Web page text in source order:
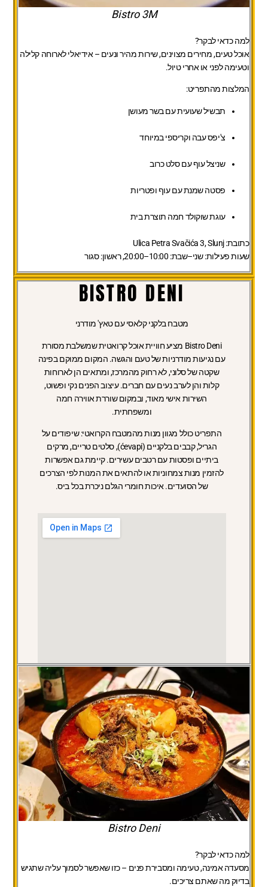
Bistro 3M
למה כדאי לבקר?
אוכל טעים, מחירים מצוינים, שירות מהיר ונעים – אידיאלי לארוחה קלילה
וטעימה לפני או אחרי טיול.
המלצות מהתפריט:
תבשיל שעועית עם בשר מעושן
צ'יפס עבה וקריספי במיוחד
שניצל עוף עם סלט כרוב
פסטה שמנת עם עוף ופטריות
עוגת שוקולד חמה תוצרת בית
כתובת:Ulica Petra Svačića 3, Slunj
שעות פעילות:שני–שבת: 10:00–20:00, ראשון: סגור
BISTRO DENI
מטבח בלקני קלאסי עם טאץ' מודרני
Bistro Deni מציע חוויית אוכל קרואטית שמשלבת מסורת
עם נגיעות מודרניות של טעם והגשה. המקום ממוקם בפינה
שקטה של סלוני, לא רחוק מהמרכז, ומתאים הן לארוחות
קלות והן לערב נעים עם חברים. עיצוב הפנים נקי ופשוט,
השירות אישי מאוד, ובמקום שוררת אווירה חמה
ומשפחתית.
התפריט כולל מגוון מנות מהמטבח הקרואטי: שיפודים על
הגריל, קבבים בלקניים (ćevapi), סלטים טריים, מרקים
ביתיים ופסטות עם רטבים עשירים. קיימת גם אפשרות
להזמין מנות צמחוניות או להתאים את המנות לפי הצרכים
של הסועדים. איכות חומרי הגלם ניכרת בכל ביס.
Bistro Deni
למה כדאי לבקר?
מסעדה אמינה, טעימה ומסבירת פנים – כזו שאפשר לסמוך עליה שתגיש
בדיוק מה שאתם צריכים.